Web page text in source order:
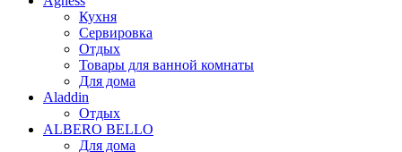
Кухня
Сервировка
Отдых
Товары для ванной комнаты
Для дома
Aladdin
Отдых
ALBERO BELLO
Для дома